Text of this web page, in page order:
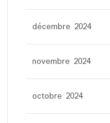
décembre 2024
novembre 2024
octobre 2024